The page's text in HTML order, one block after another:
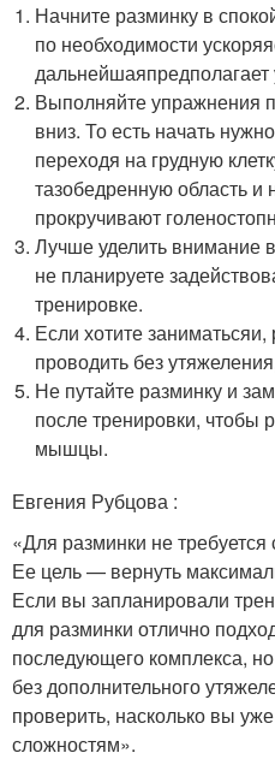
Начните разминку в
по необходимости
дальнейшаяпредполагает
Выполняйте упражнения
вниз. То есть начать
переходя на грудную
тазобедренную область
прокручивают
Лучше уделить внимание
не планируете
тренировке.
Если хотите
проводить без
Не путайте разминку и
после тренировки, чтобы
мышцы.
Евгения Рубцова :
«Для разминки не
Ее цель — вернуть
Если вы запланировали
для разминки отлично
последующего комплекса,
без дополнительного
проверить, насколько вы
сложностям».